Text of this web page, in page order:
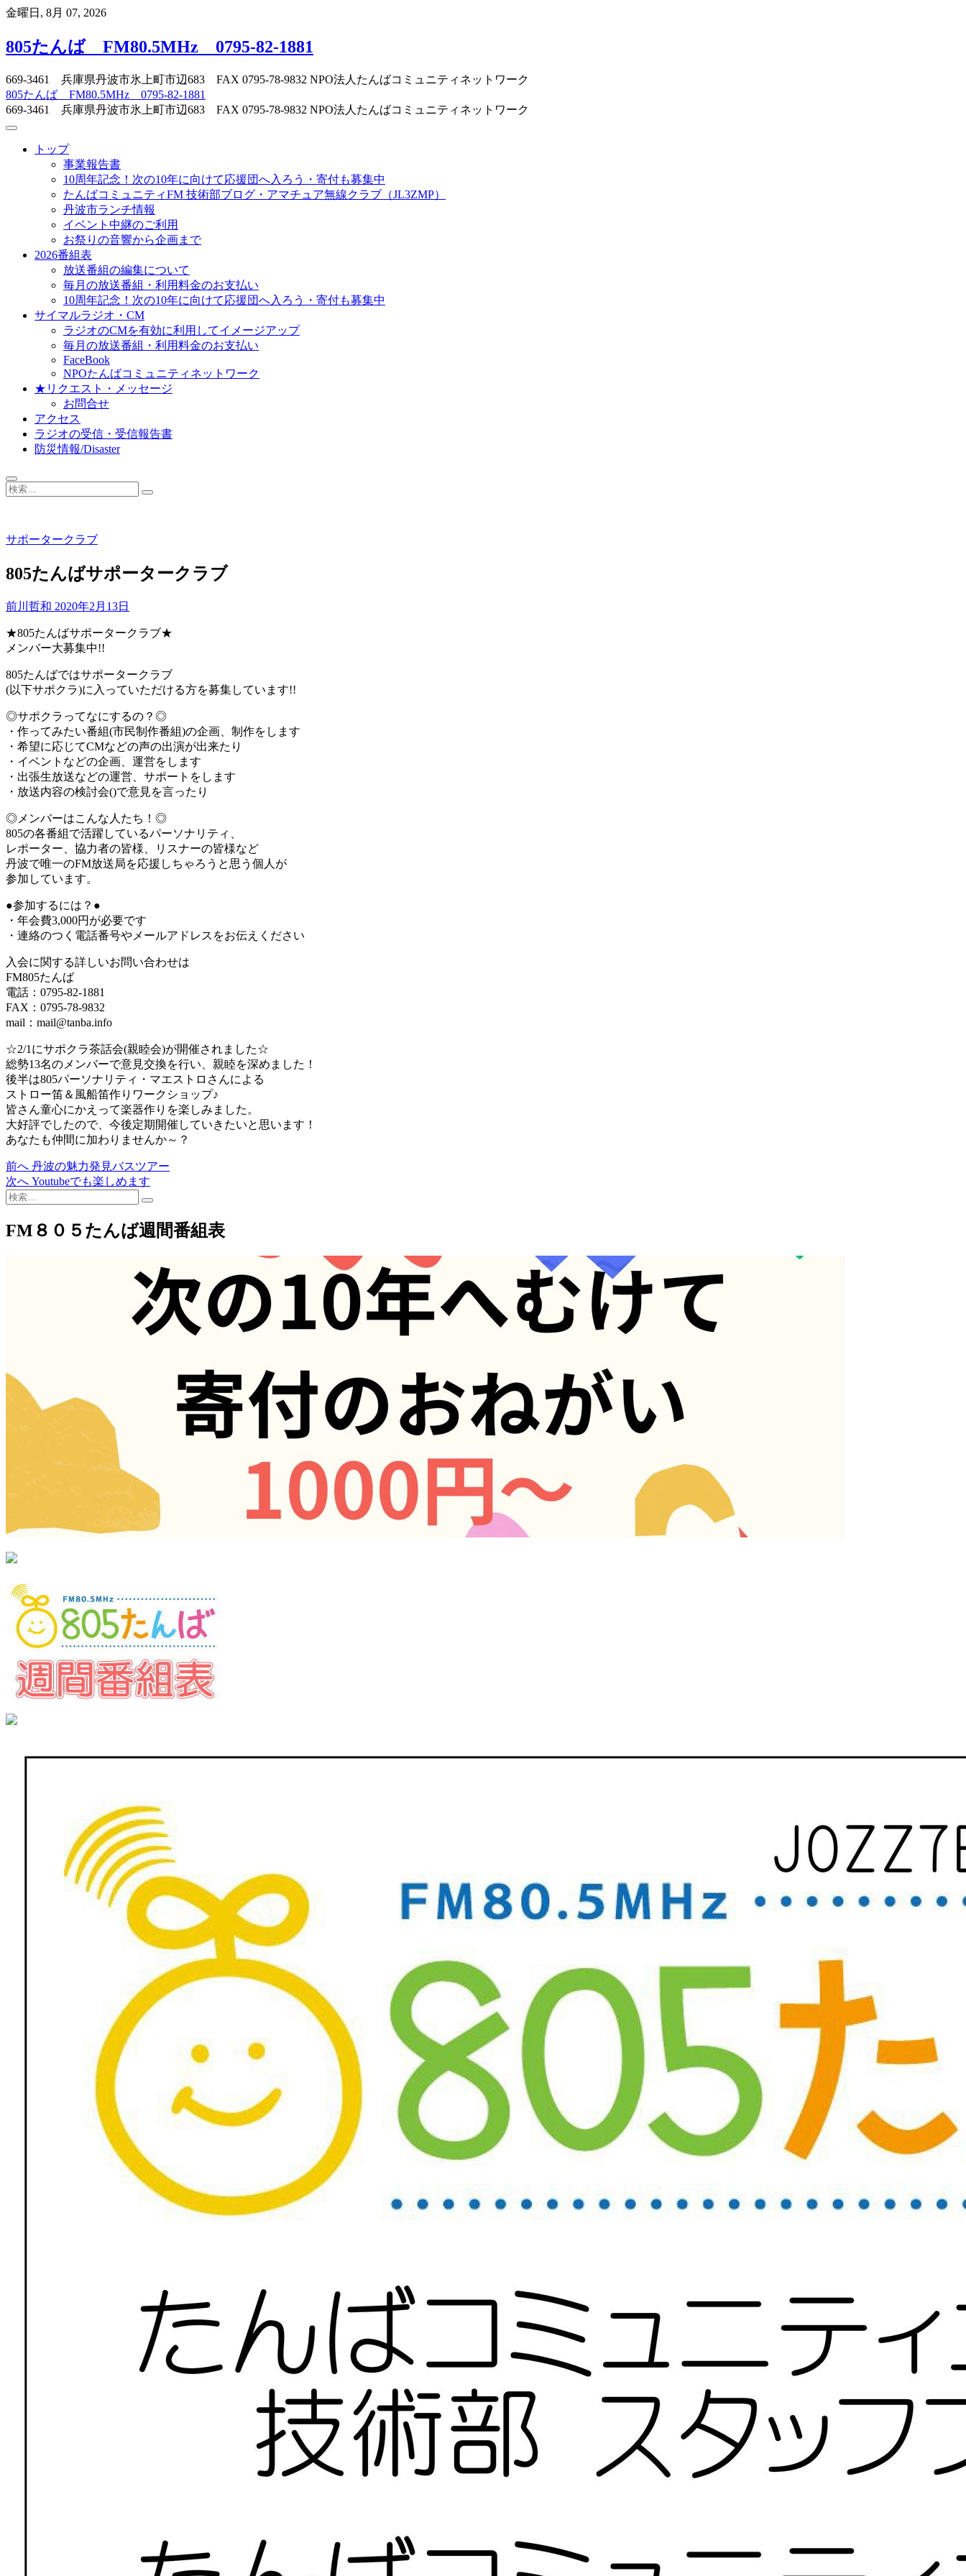
Skip
content
金曜日, 8月 07, 2026
805たんば FM80.5MHz 0795-82-1881
669-3461 兵庫県丹波市氷上町市辺683 FAX 0795-78-9832 NPO法人たんばコミュニティネットワーク
805たんば FM80.5MHz 0795-82-1881
669-3461 兵庫県丹波市氷上町市辺683 FAX 0795-78-9832 NPO法人たんばコミュニティネットワーク
トップ
事業報告書
10周年記念！次の10年に向けて応援団へ入ろう・寄付も募集中
たんばコミュニティFM 技術部ブログ・アマチュア無線クラブ（JL3ZMP）
丹波市ランチ情報
イベント中継のご利用
お祭りの音響から企画まで
2026番組表
放送番組の編集について
毎月の放送番組・利用料金のお支払い
10周年記念！次の10年に向けて応援団へ入ろう・寄付も募集中
サイマルラジオ・CM
ラジオのCMを有効に利用してイメージアップ
毎月の放送番組・利用料金のお支払い
FaceBook
NPOたんばコミュニティネットワーク
★リクエスト・メッセージ
お問合せ
アクセス
ラジオの受信・受信報告書
防災情報/Disaster
検
サポータークラブ
805たんばサポータークラブ
前川哲和 2020年2月13日
★805たんばサポータークラブ★
メンバー大募集中!!
805たんばではサポータークラブ
(以下サポクラ)に入っていただける方を募集しています!!
◎サポクラってなにするの？◎
・作ってみたい番組(市民制作番組)の企画、制作をします
・希望に応じてCMなどの声の出演が出来たり
・イベントなどの企画、運営をします
・出張生放送などの運営、サポートをします
・放送内容の検討会()で意見を言ったり
◎メンバーはこんな人たち！◎
805の各番組で活躍しているパーソナリティ、
レポーター、協力者の皆様、リスナーの皆様など
丹波で唯一のFM放送局を応援しちゃろうと思う個人が
参加しています。
●参加するには？●
・年会費3,000円が必要です
・連絡のつく電話番号やメールアドレスをお伝えください
入会に関する詳しいお問い合わせは
FM805たんば
電話：0795-82-1881
FAX：0795-78-9832
mail：mail@tanba.info
☆2/1にサポクラ茶話会(親睦会)が開催されました☆
総勢13名のメンバーで意見交換を行い、親睦を深めました！
後半は805パーソナリティ・マエストロさんによる
ストロー笛＆風船笛作りワークショップ♪
皆さん童心にかえって楽器作りを楽しみました。
大好評でしたので、今後定期開催していきたいと思います！
あなたも仲間に加わりませんか～？
投
稿
ビ
前へ 過
去
稿:
丹波の魅力発見バスツアー
次へ 次
稿:
Youtubeでも楽しめます
検
FM８０５たんば週間番組表